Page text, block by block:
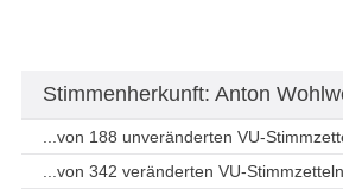
Stimmenherkunft: Anton
...von 188 unveränderten VU-
...von 342 veränderten VU-Stimmzetteln